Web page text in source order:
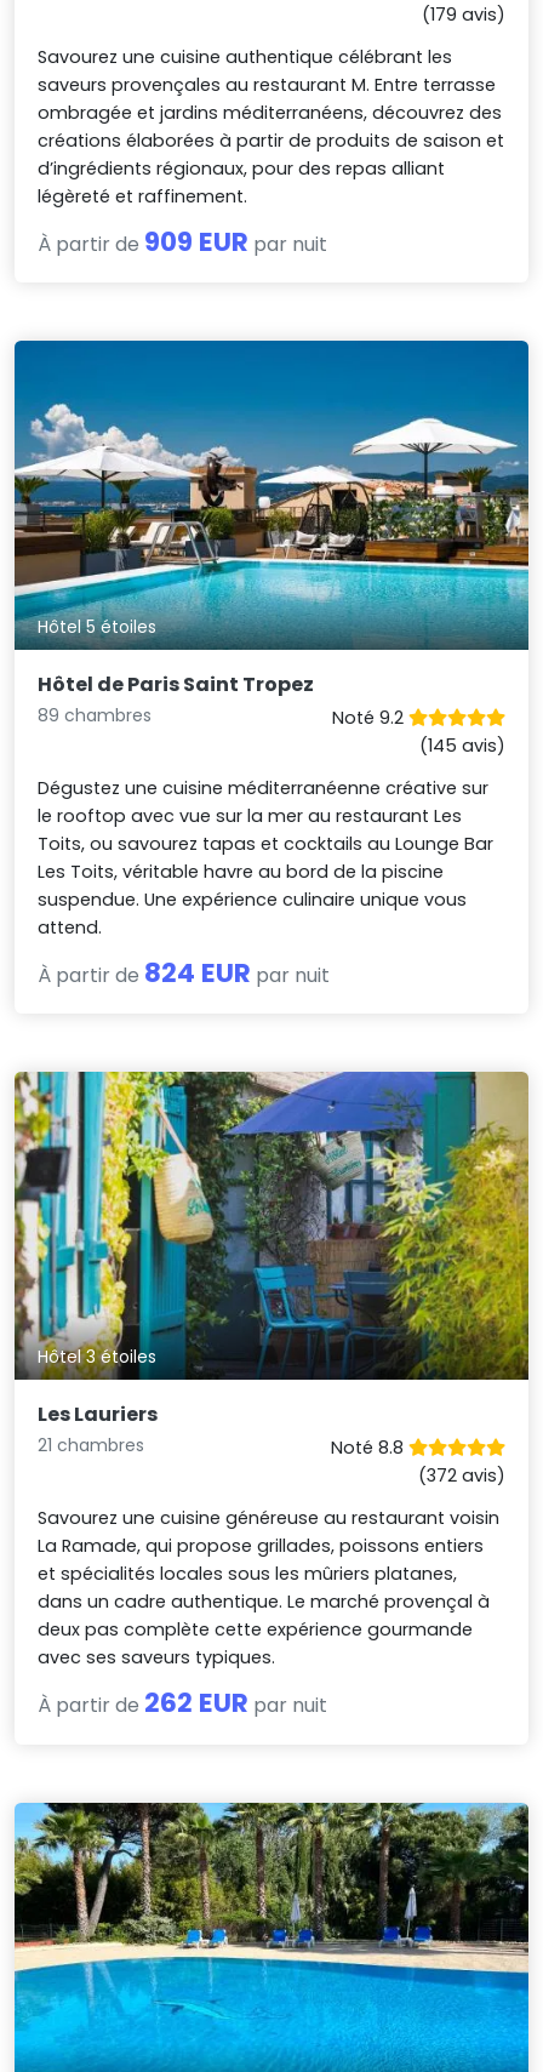
(179 avis)
Savourez une cuisine authentique célébrant les
saveurs provençales au restaurant M. Entre terrasse
ombragée et jardins méditerranéens, découvrez des
créations élaborées à partir de produits de saison et
d’ingrédients régionaux, pour des repas alliant
légèreté et raffinement.
À partir de 909 EUR par nuit
Hôtel 5 étoiles
Hôtel de Paris Saint Tropez
89 chambres
Noté 9.2
(145 avis)
Dégustez une cuisine méditerranéenne créative sur
le rooftop avec vue sur la mer au restaurant Les
Toits, ou savourez tapas et cocktails au Lounge Bar
Les Toits, véritable havre au bord de la piscine
suspendue. Une expérience culinaire unique vous
attend.
À partir de 824 EUR par nuit
Hôtel 3 étoiles
Les Lauriers
21 chambres
Noté 8.8
(372 avis)
Savourez une cuisine généreuse au restaurant voisin
La Ramade, qui propose grillades, poissons entiers
et spécialités locales sous les mûriers platanes,
dans un cadre authentique. Le marché provençal à
deux pas complète cette expérience gourmande
avec ses saveurs typiques.
À partir de 262 EUR par nuit